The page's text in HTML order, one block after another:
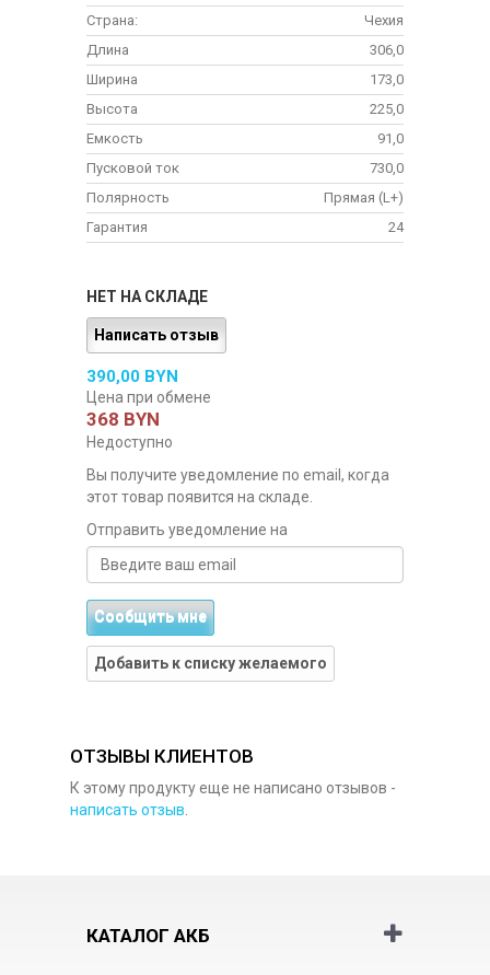
Страна:
Чехия
Длина
306,0
Ширина
173,0
Высота
225,0
Емкость
91,0
Пусковой ток
730,0
Полярность
Прямая (L+)
Гарантия
24
НЕТ НА СКЛАДЕ
Написать отзыв
390,00 BYN
Цена при обмене
368 BYN
Недоступно
Вы получите уведомление по email, когда
этот товар появится на складе.
Отправить уведомление на
Сообщить мне
Добавить к списку желаемого
ОТЗЫВЫ КЛИЕНТОВ
К этому продукту еще не написано отзывов -
написать отзыв.
КАТАЛОГ АКБ